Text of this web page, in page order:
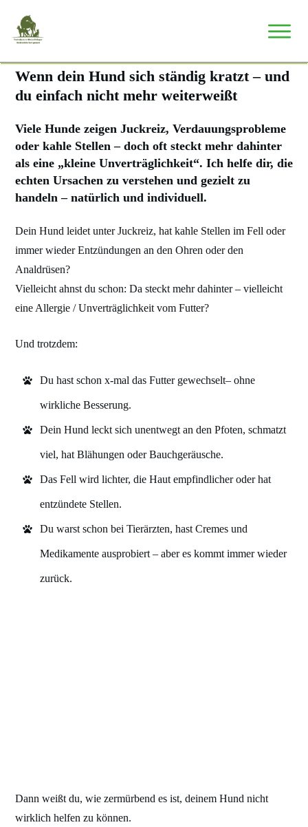
Wenn dein Hund sich ständig kratzt – und
du einfach nicht mehr weiterweißt
Viele Hunde zeigen Juckreiz, Verdauungsprobleme
oder kahle Stellen – doch oft steckt mehr dahinter
als eine „kleine Unverträglichkeit“. Ich helfe dir, die
echten Ursachen zu verstehen und gezielt zu
handeln – natürlich und individuell.
Dein Hund leidet unter Juckreiz, hat kahle Stellen im Fell oder
immer wieder Entzündungen an den Ohren oder den
Analdrüsen?
Vielleicht ahnst du schon: Da steckt mehr dahinter – vielleicht
eine Allergie / Unverträglichkeit vom Futter?
Und trotzdem:
Du hast schon x-mal das Futter gewechselt– ohne
wirkliche Besserung.
Dein Hund leckt sich unentwegt an den Pfoten, schmatzt
viel, hat Blähungen oder Bauchgeräusche.
Das Fell wird lichter, die Haut empfindlicher oder hat
entzündete Stellen.
Du warst schon bei Tierärzten, hast Cremes und
Medikamente ausprobiert – aber es kommt immer wieder
zurück.
Dann weißt du, wie zermürbend es ist, deinem Hund nicht
wirklich helfen zu können.